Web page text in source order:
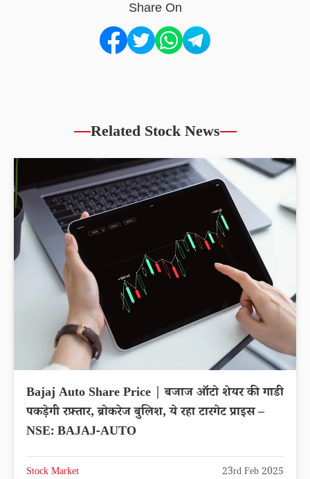
Share On
Related Stock News
Bajaj Auto Share Price | बजाज ऑटो शेयर की गाडी
पकड़ेगी रफ़्तार, ब्रोकरेज बुलिश, ये रहा टारगेट प्राइस –
NSE: BAJAJ-AUTO
Stock Market 23rd Feb 2025